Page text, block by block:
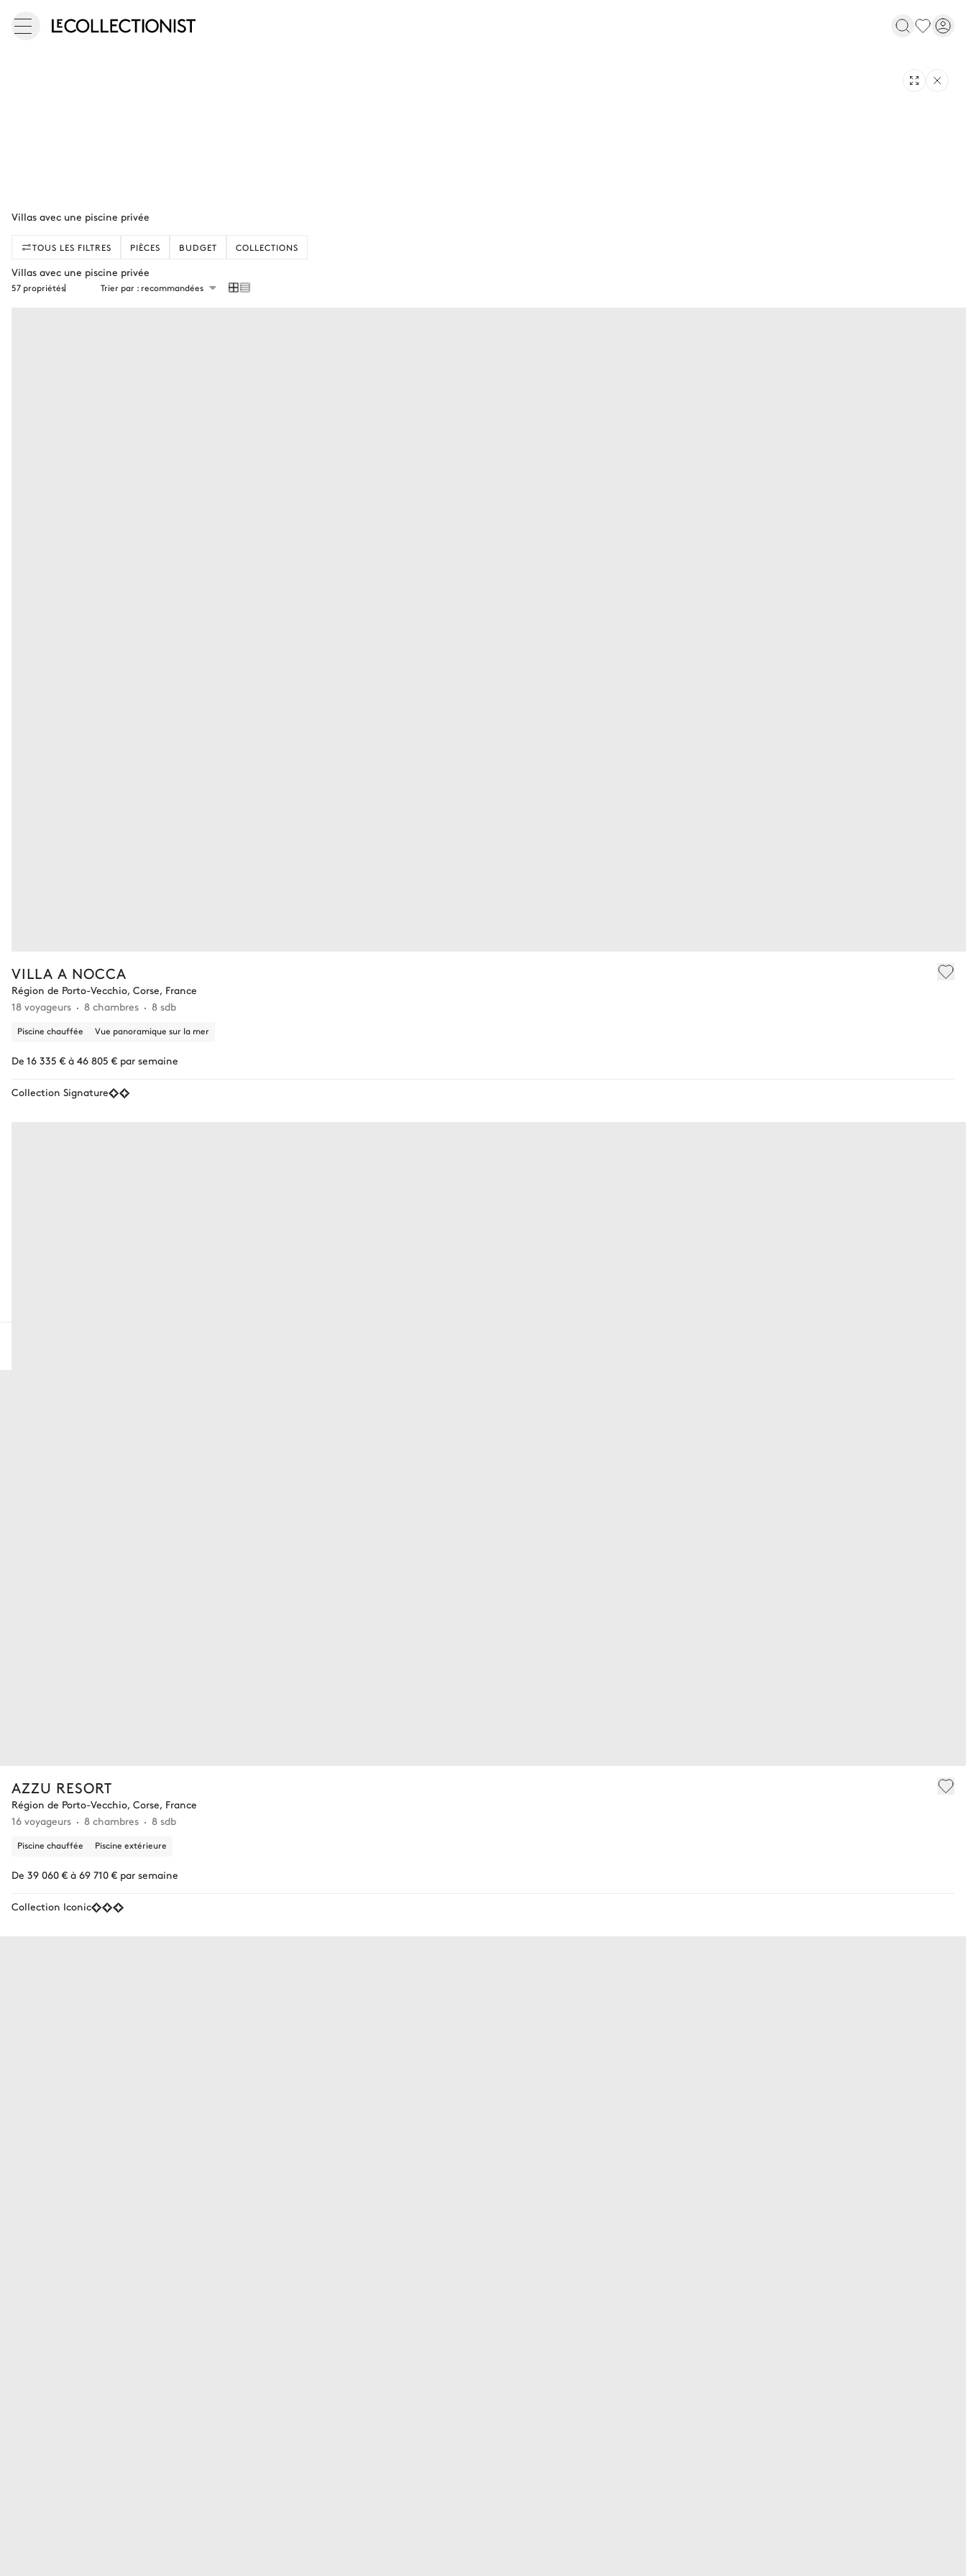
TOUS LES FILTRES PIÈCES BUDGET COLLECTIONS
Villas avec une piscine privée
57 propriétés Trier par : recommandées
VILLA A NOCCA
Région de Porto-Vecchio, Corse, France
18 voyageurs
8 chambres 8 sdb
Piscine chauffée Vue panoramique sur la mer
De 16 335 € à 46 805 € par semaine
Collection Signature
AZZU RESORT
Région de Porto-Vecchio, Corse, France
16 voyageurs
8 chambres 8 sdb
Piscine chauffée Piscine extérieure
De 39 060 € à 69 710 € par semaine
Collection Iconic
Villas avec une piscine privée